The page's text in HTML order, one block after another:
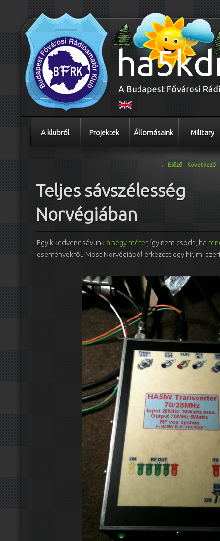
A klubról Projektek Állomásaink Military
← Előző Következő
Teljes sávszélesség
Norvégiában
Egyik kedvenc sávunk a négy méter, így nem csoda, ha
eseményekről. Most Norvégiából érkezett egy hír, mi